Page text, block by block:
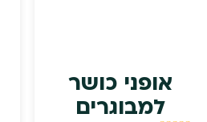
אופני כושר
למבוגרים